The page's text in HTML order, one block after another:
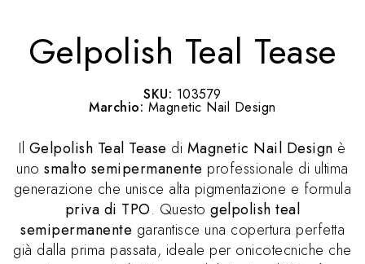
Gelpolish Teal Tease
SKU: 103579
Marchio: Magnetic Nail Design
Il Gelpolish Teal Tease di Magnetic Nail Design è
unosmalto semipermanente professionale di ultima
generazione che unisce alta pigmentazione e formula
priva di TPO. Questogelpolish teal
semipermanente garantisce una copertura perfetta
già dalla prima passata, ideale per onicotecniche che